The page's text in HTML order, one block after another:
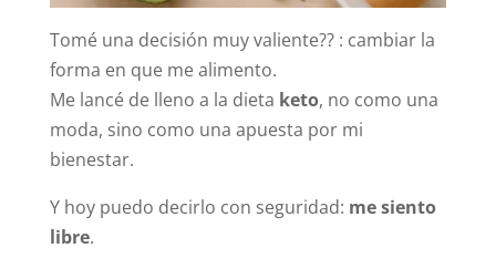
Tomé una decisión muy valiente?? : cambiar la
forma en que me alimento.
Me lancé de lleno a la dieta keto, no como una
moda, sino como una apuesta por mi
bienestar.
Y hoy puedo decirlo con seguridad: me siento
libre.